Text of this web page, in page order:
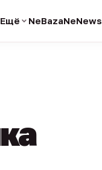
Ещё NeBazaNeNews